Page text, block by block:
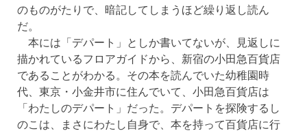
のものがたりで、暗記してしまうほど繰り返し読ん
だ。
本には「デパート」としか書いてないが、見返しに
描かれているフロアガイドから、新宿の小田急百貨店
であることがわかる。その本を読んでいた幼稚園時
代、東京・小金井市に住んでいて、小田急百貨店は
「わたしのデパート」だった。デパートを探険するし
のこは、まさにわたし自身で、本を持って百貨店に行